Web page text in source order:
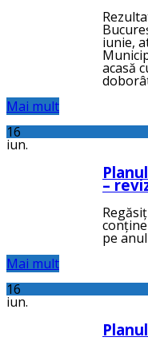
iunie,
acasă
Mai mult
16
iun.
–
pe
Mai mult
16
iun.